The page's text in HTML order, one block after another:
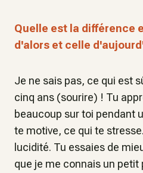
Quelle est la différence
d'alors et celle
Je ne sais pas, ce qui est
cinq ans (sourire) ! Tu
beaucoup sur toi pendant
te motive, ce qui te
lucidité. Tu essaies de
que je me connais un petit